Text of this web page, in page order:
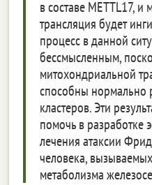
в составе METTL17,
трансляция будет
процесс в данной
бессмысленным,
митохондриальной
способны нормально
кластеров. Эти
помочь в разработке
лечения атаксии
человека,
метаболизма